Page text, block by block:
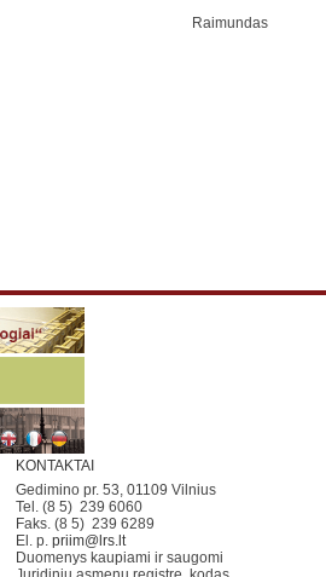
Raimundas
KONTAKTAI
Gedimino pr. 53, 01109 Vilnius
Tel. (8 5) 239 6060
Faks. (8 5) 239 6289
El. p. priim@lrs.lt
Duomenys kaupiami ir saugomi